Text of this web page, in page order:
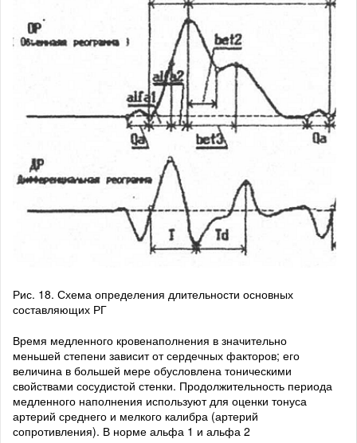
Рис. 18. Схема определения длительности основных
составляющих РГ
Время медленного кровенаполнения в значительно
меньшей степени зависит от сердечных факторов; его
величина в большей мере обусловлена тоническими
свойствами сосудистой стенки. Продолжительность периода
медленного наполнения используют для оценки тонуса
артерий среднего и мелкого калибра (артерий
сопротивления). В норме альфа 1 и альфа 2